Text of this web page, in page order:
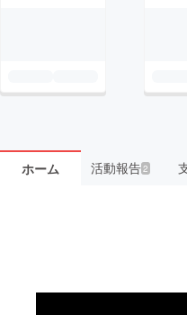
ホーム 活動報告2